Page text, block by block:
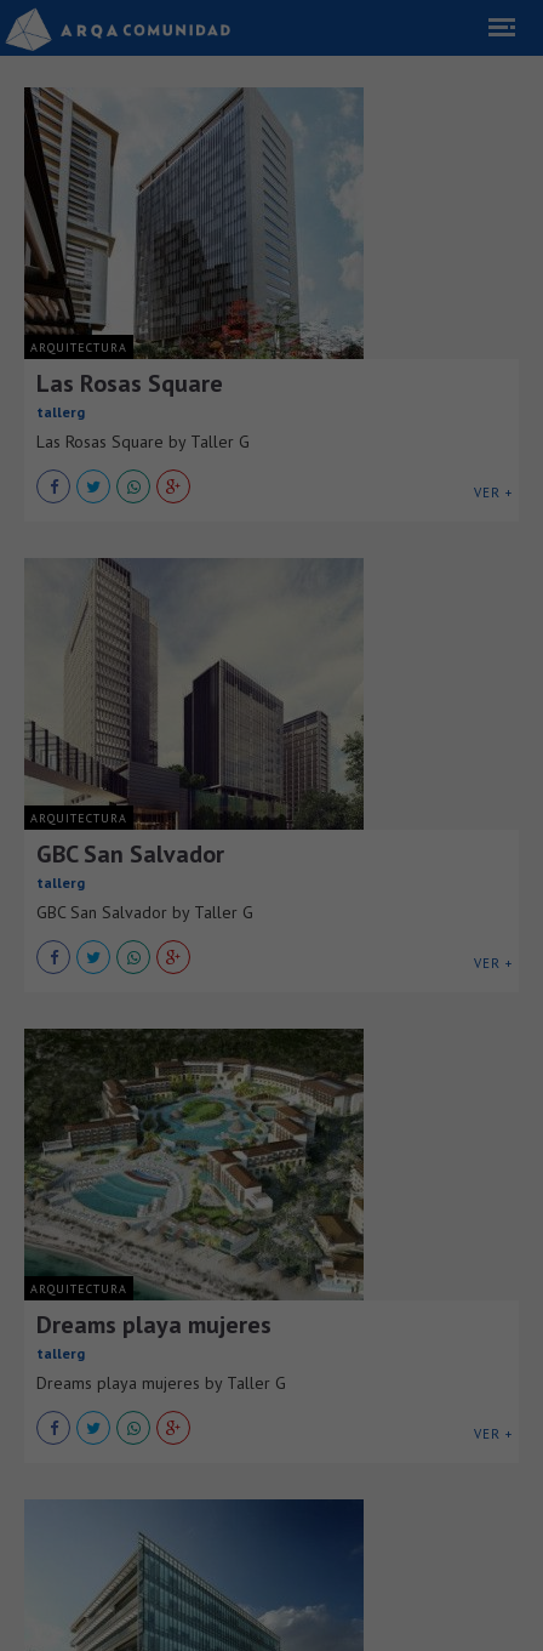
ARQUITECTURA
Las Rosas Square
tallerg
Las Rosas Square by Taller G
VER +
ARQUITECTURA
GBC San Salvador
tallerg
GBC San Salvador by Taller G
VER +
ARQUITECTURA
Dreams playa mujeres
tallerg
Dreams playa mujeres by Taller G
VER +